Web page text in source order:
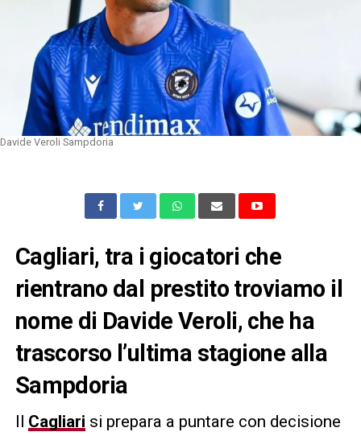
Davide Veroli Sampdoria
Cagliari, tra i giocatori che
rientrano dal prestito troviamo il
nome di Davide Veroli, che ha
trascorso l’ultima stagione alla
Sampdoria
Il Cagliari si prepara a puntare con decisione